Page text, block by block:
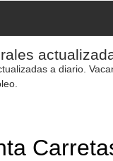
a diario.